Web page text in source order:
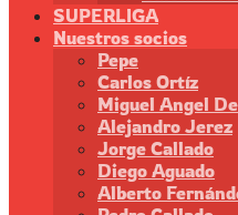
SUPERLIGA
Nuestros socios
Pepe
Carlos Ortíz
Miguel Angel
Alejandro Jerez
Jorge Callado
Diego Aguado
Alberto